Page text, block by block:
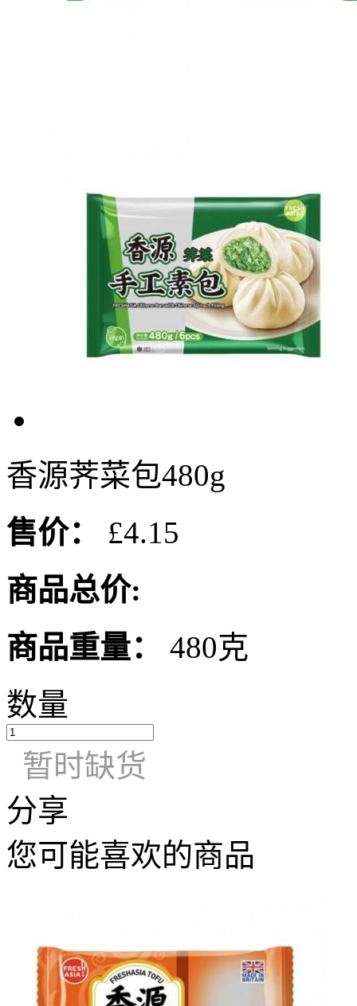
香源荠菜包480g
售价：
£4.15
商品总价:
商品重量：
480克
数量
暂时缺货
分享
您可能喜欢的商品